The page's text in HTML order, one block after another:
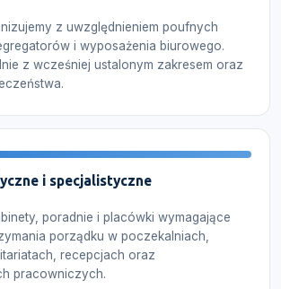
z uwzględnieniem poufnych
i wyposażenia biurowego.
z wcześniej ustalonym zakresem oraz
i specjalistyczne
poradnie i placówki wymagające
porządku w poczekalniach,
recepcjach oraz
pracowniczych.